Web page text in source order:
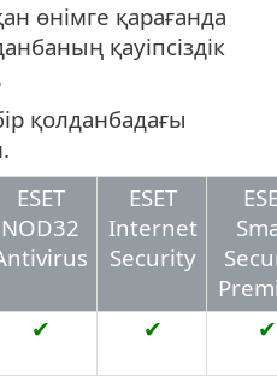
өнімге қарағанда
қауіпсіздік
қолданбадағы
ESET
NOD32
ESET
Internet
Security
✔ ✔ ✔